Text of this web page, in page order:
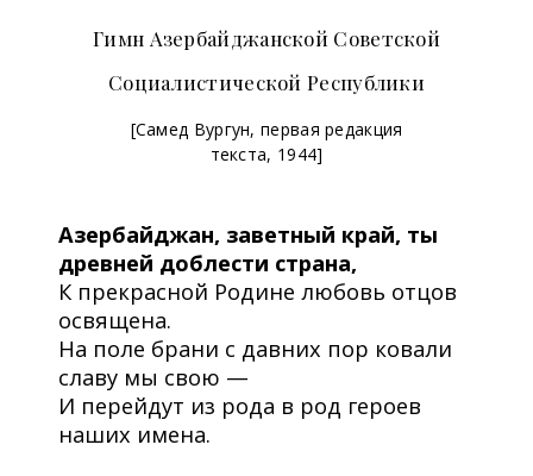
Гимн Азербайджанской Советской
Социалистической Республики
[Самед Вургун, первая редакция
текста, 1944]
Азербайджан, заветный край, ты
древней доблести страна,
К прекрасной Родине любовь отцов
освящена.
На поле брани с давних пор ковали
славу мы свою —
И перейдут из рода в род героев
наших имена.